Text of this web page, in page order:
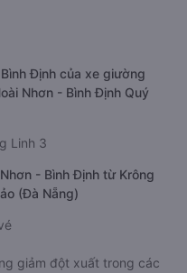
Định của xe giường
Nhơn - Bình Định Quý
Linh 3
- Bình Định từ Krông
(Đà Nẵng)
giảm đột xuất trong các